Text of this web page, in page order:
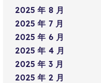
2025 年 8 月
2025 年 7 月
2025 年 6 月
2025 年 4 月
2025 年 3 月
2025 年 2 月